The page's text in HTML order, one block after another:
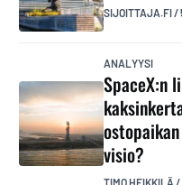
SIJOITTAJA.FI/
ANALYYSI
SpaceX:n
visio?
TIMO HEIKKILÄ /